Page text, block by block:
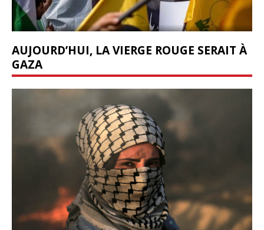
AUJOURD’HUI, LA VIERGE ROUGE SERAIT À
GAZA